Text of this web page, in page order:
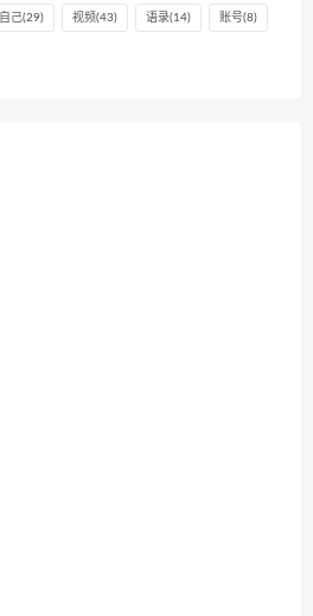
自己(29) 视频(43) 语录(14) 账号(8)